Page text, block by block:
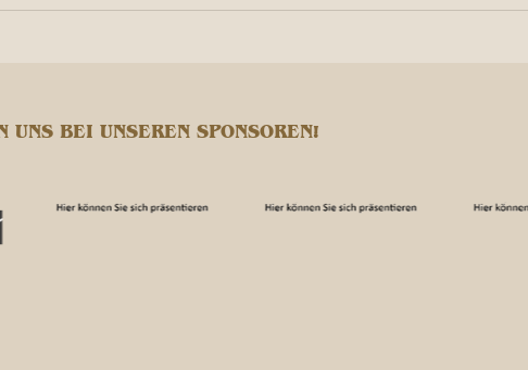
UNS BEI UNSEREN SPONSOREN!